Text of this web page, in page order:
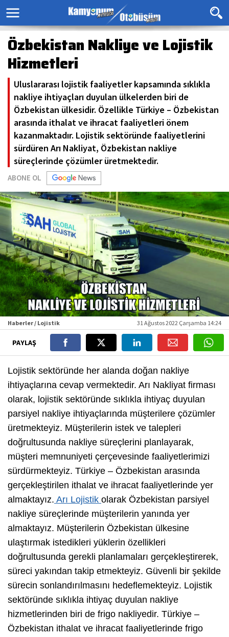
Özbekistan Nakliye ve Lojistik
Hizmetleri
Uluslararası lojistik faaliyetler kapsamında sıklıkla
nakliye ihtiyaçları duyulan ülkelerden biri de
Özbekistan ülkesidir. Özellikle Türkiye – Özbekistan
arasında ithalat ve ihracat faaliyetleri önem
kazanmaktadır. Lojistik sektöründe faaliyetlerini
sürdüren Arı Nakliyat, Özbekistan nakliye
süreçlerinde çözümler üretmektedir.
ABONE OL
Haberler / Lojistik 31 Ağustos 2022 Çarşamba 14:24
PAYLAŞ
Lojistik sektöründe her alanda doğan nakliye
ihtiyaçlarına cevap vermektedir. Arı Nakliyat firması
olarak, lojistik sektöründe sıklıkla ihtiyaç duyulan
parsiyel nakliye ihtiyaçlarında müşterilere çözümler
üretmekteyiz. Müşterilerin istek ve talepleri
doğrultusunda nakliye süreçlerini planlayarak,
müşteri memnuniyeti çerçevesinde faaliyetlerimizi
sürdürmekteyiz. Türkiye – Özbekistan arasında
gerçekleştirilen ithalat ve ihracat faaliyetlerinde yer
almaktayız. Arı Lojistik olarak Özbekistan parsiyel
nakliye süreçlerinde müşterilerin yanında yer
almaktayız. Müşterilerin Özbekistan ülkesine
ulaştırmak istedikleri yüklerin özellikleri
doğrultusunda gerekli planlamaları gerçekleştirerek,
süreci yakından takip etmekteyiz. Güvenli bir şekilde
sürecin sonlandırılmasını hedeflemekteyiz. Lojistik
sektöründe sıklıkla ihtiyaç duyulan nakliye
hizmetlerinden biri de frigo nakliyedir. Türkiye –
Özbekistan ithalat ve ihracat faaliyetlerinde frigo